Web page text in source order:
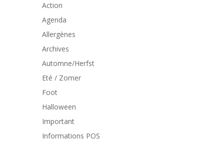
Action
Agenda
Allergènes
Archives
Automne/Herfst
Eté / Zomer
Foot
Halloween
Important
Informations POS